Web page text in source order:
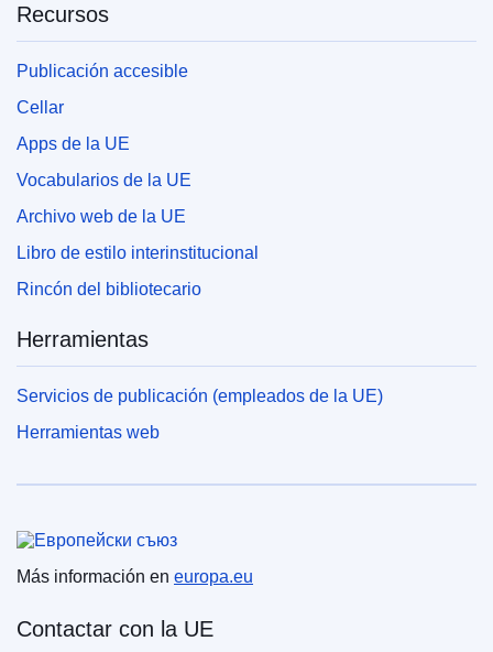
Recursos
Publicación accesible
Cellar
Apps de la UE
Vocabularios de la UE
Archivo web de la UE
Libro de estilo interinstitucional
Rincón del bibliotecario
Herramientas
Servicios de publicación (empleados de la UE)
Herramientas web
Más información en europa.eu
Contactar con la UE